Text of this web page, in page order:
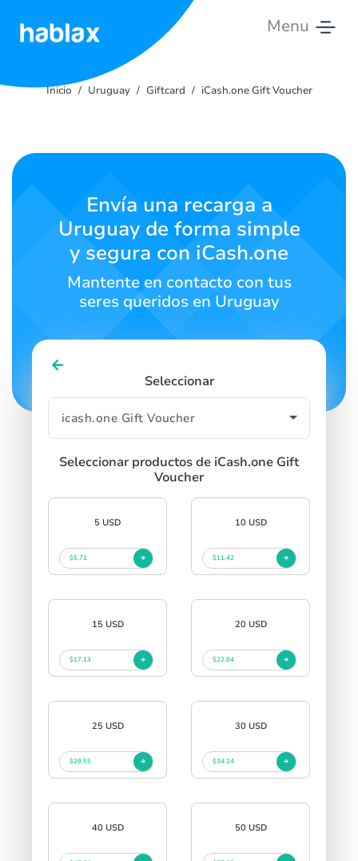
Menu
Tarifas
Contáctanos
Español
SIGN UP
Inicio Uruguay Giftcard iCash.one Gift Voucher
Envía una recarga a
Uruguay de forma simple
y segura con iCash.one
Mantente en contacto con tus
seres queridos en Uruguay
Seleccionar
Seleccionar productos de iCash.one Gift
Voucher
5 USD
$5.71
10 USD
$11.42
15 USD
$17.13
20 USD
$22.84
25 USD
$28.55
30 USD
$34.24
40 USD 50 USD